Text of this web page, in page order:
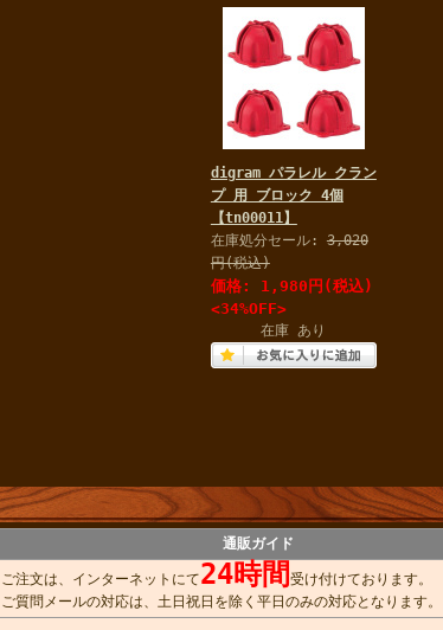
digram パラレル クラン
プ 用 ブロック 4個
【tn00011】
在庫処分セール: 3,020
円(税込)
価格: 1,980円 (税込)
<34%OFF>
在庫 あり
通販ガイド
ご注文は、インターネットにて24時間 受け付けております。
ご質問メールの対応は、土日祝日を除く平日のみの対応となります。